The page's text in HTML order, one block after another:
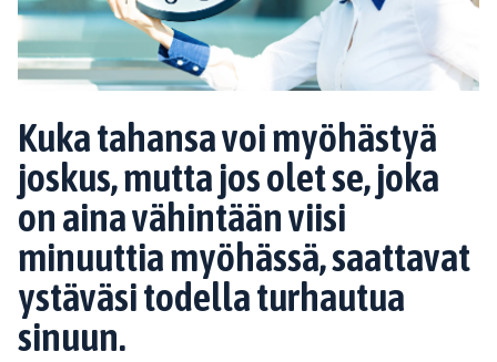
Kuka tahansa voi myöhästyä
joskus, mutta jos olet se, joka
on aina vähintään viisi
minuuttia myöhässä, saattavat
ystäväsi todella turhautua
sinuun.